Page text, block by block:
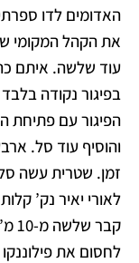
האדומים לדו
את הקהל המקומי
עוד שלשה. איתם
בפיגור נקודה בלבד
הפיגור עם פתיחת
והוסיף עוד סל.
זמן. שטרית עשה
לאורי יאיר נק’
לחסום את